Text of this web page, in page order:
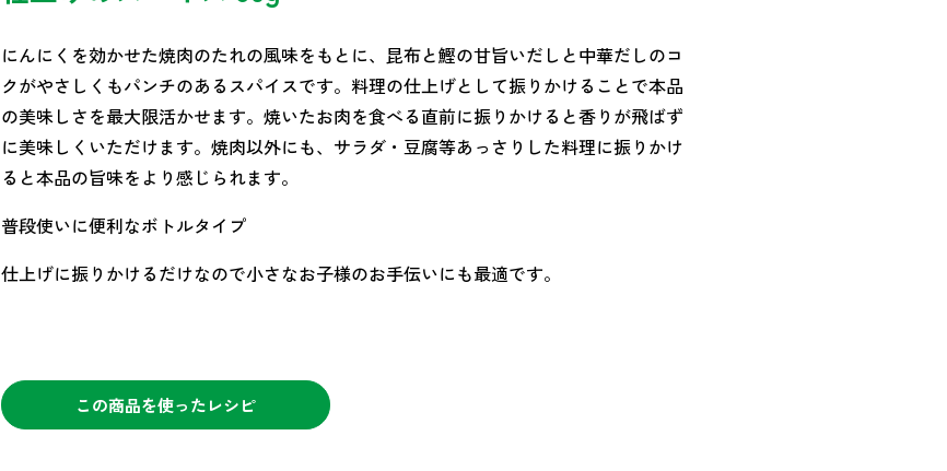
にんにくを効かせた焼肉のたれの風味をもとに、昆布と鰹の甘旨いだしと中華だしのコ
クがやさしくもパンチのあるスパイスです。料理の仕上げとして振りかけることで本品
の美味しさを最大限活かせます。焼いたお肉を食べる直前に振りかけると香りが飛ばず
に美味しくいただけます。焼肉以外にも、サラダ・豆腐等あっさりした料理に振りかけ
ると本品の旨味をより感じられます。
普段使いに便利なボトルタイプ
仕上げに振りかけるだけなので小さなお子様のお手伝いにも最適です。
この商品を使ったレシピ